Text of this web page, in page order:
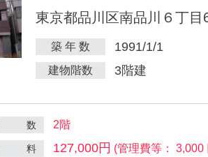
東京都品川区南品川６丁目
築 年 数 1991/1/1
建物階数 3階建
数 2階
料 127,000円 (管理費等： 3,000